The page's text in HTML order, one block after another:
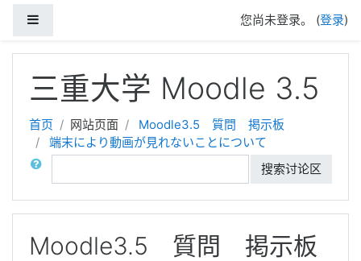
您尚未登录。 (登录)
三重大学 Moodle 3.5
首页 网站页面
Moodle3.5 質問 掲示板
端末により動画が見れないことについて
搜索
搜索讨论区
Moodle3.5 質問 掲示板